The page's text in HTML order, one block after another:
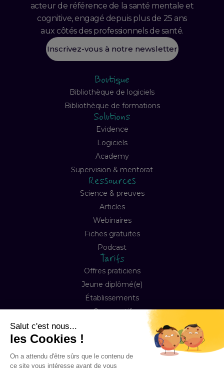
acteur de référence de la santé mentale et
cognitive, engagé depuis plus de 25 ans
aux côtés des professionnels de santé.
Inscrivez-vous à notre newsletter
Boutique
Bibliothèque de logiciels
Bibliothèque de formations
Solutions
Evidence
Logiciels
Academy
Supervision & mentorat
Ressources
Science & preuves
Articles
Webinaires
Fiches gratuites
Podcast
Tarifs
Offres praticiens
Jeune diplômé(e)
Établissements
Comparatif